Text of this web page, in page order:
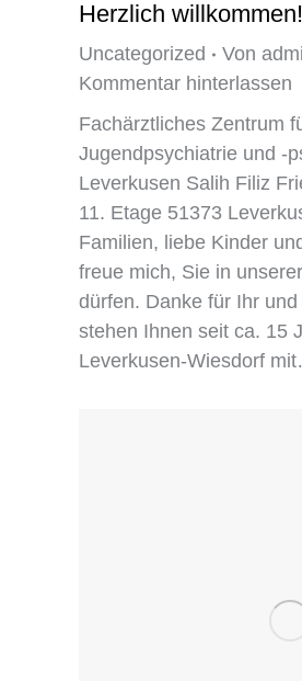
Herzlich willkommen!
Uncategorized Von
Kommentar hinterlassen
Fachärztliches Zentrum
Jugendpsychiatrie und -
Leverkusen Salih Filiz
11. Etage 51373
Familien, liebe Kinder
freue mich, Sie in
dürfen. Danke für Ihr
stehen Ihnen seit ca. 15
Leverkusen-Wiesdorf